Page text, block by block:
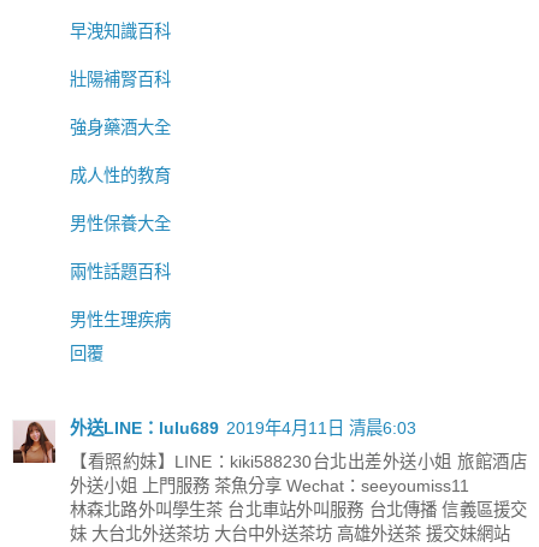
早洩知識百科
壯陽補腎百科
強身藥酒大全
成人性的教育
男性保養大全
兩性話題百科
男性生理疾病
回覆
外送LINE：lulu689 2019年4月11日 清晨6:03
【看照約妹】LINE：kiki588230台北出差外送小姐 旅館酒店
外送小姐 上門服務 茶魚分享 Wechat：seeyoumiss11
林森北路外叫學生茶 台北車站外叫服務 台北傳播 信義區援交
妹 大台北外送茶坊 大台中外送茶坊 高雄外送茶 援交妹網站